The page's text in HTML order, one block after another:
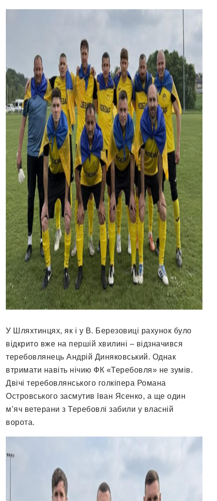
У Шляхтинцях, як і у В. Березовиці рахунок було
відкрито вже на першій хвилині – відзначився
теребовлянець Андрій Диняковський. Однак
втримати навіть нічию ФК «Теребовля» не зумів.
Двічі теребовлянського голкіпера Романа
Островського засмутив Іван Ясенко, а ще один
м’яч ветерани з Теребовлі забили у власній
ворота.